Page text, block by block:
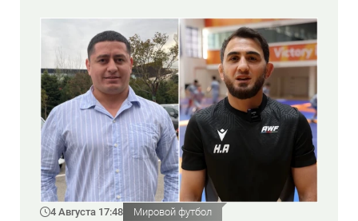
4 Августа 17:48 Мировой футбол